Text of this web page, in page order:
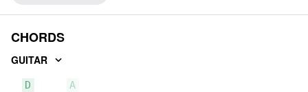
CHORDS
GUITAR
D A